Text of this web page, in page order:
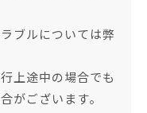
ブルについては弊
上途中の場合でも
がございます。